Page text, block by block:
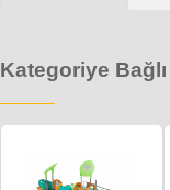
Kategoriye